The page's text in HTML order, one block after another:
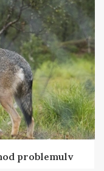
problemulv